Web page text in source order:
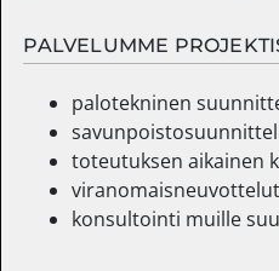
PALVELUMME
palotekninen
toteutuksen aikainen
viranomaisneuvottelut
konsultointi muille